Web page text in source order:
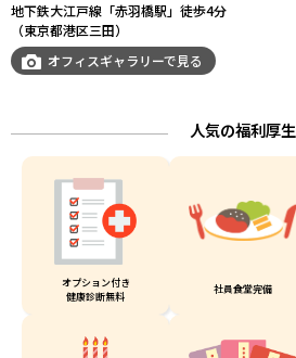
地下鉄大江戸線「赤羽橋駅」徒歩4分
（東京都港区三田）
オフィスギャラリーで見る
人気の福利厚生
オプション付き
健康診断無料
社員食堂完備